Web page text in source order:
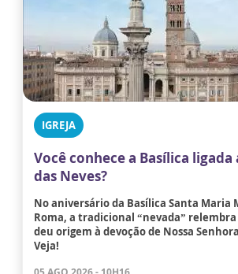
IGREJA
Você conhece a Basílica
das Neves?
No aniversário da Basílica Santa Maria
Roma, a tradicional “nevada”
deu origem à devoção de Nossa
Veja!